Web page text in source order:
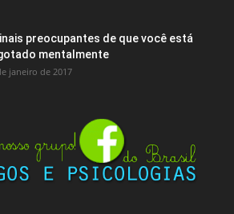
preocupantes de que você está
mentalmente
janeiro de 2017